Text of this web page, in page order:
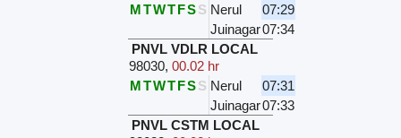
MTWTFSS Nerul
07:29
Juinagar07:34
PNVL VDLR LOCAL
98030,00.02 hr
MTWTFSS Nerul
07:31
Juinagar07:33
PNVL CSTM LOCAL